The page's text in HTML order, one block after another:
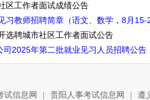
区工作者面试成绩公告
习教师招聘简章（语文、数学，8月15-
选聘城市社区工作者面试公告
司2025年第二批就业见习人员招聘公告
试信息网 | 贵阳人事考试信息网 |
遵